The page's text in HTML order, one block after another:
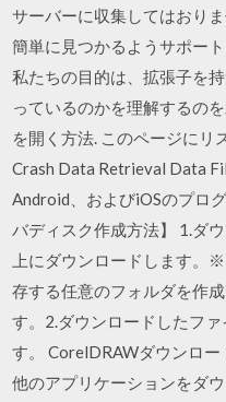
サーバーに収集してはおり
簡単に見つかるようサポー
私たちの目的は、拡張子を
っているのかを理解するの
を開く方法. このページにリ
Crash Data Retrieval Data
Android、およびiOSのプロ
バディスク作成方法】 1.ダ
上にダウンロードします。
存する任意のフォルダを作
す。2.ダウンロードしたフ
す。 CorelDRAWダウンロ
他のアプリケーションをダ